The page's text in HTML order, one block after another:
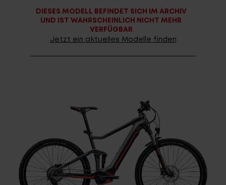
EQUIPMENT
Über uns
Service
Stories
DIESES MODELL BEFINDET SICH IM ARCHIV
UND IST WAHRSCHEINLICH NICHT MEHR
VERFÜGBAR
Jetzt ein aktuelles Modelle finden